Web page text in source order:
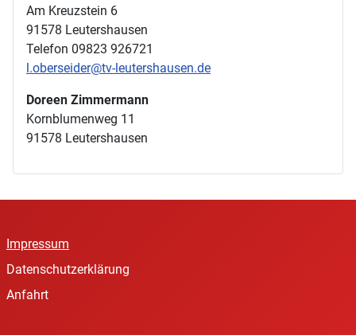
Am Kreuzstein 6
91578 Leutershausen
Telefon 09823 926721
l.oberseider@tv-leutershausen.de
Doreen Zimmermann
Kornblumenweg 11
91578 Leutershausen
Impressum
Datenschutzerklärung
Anfahrt